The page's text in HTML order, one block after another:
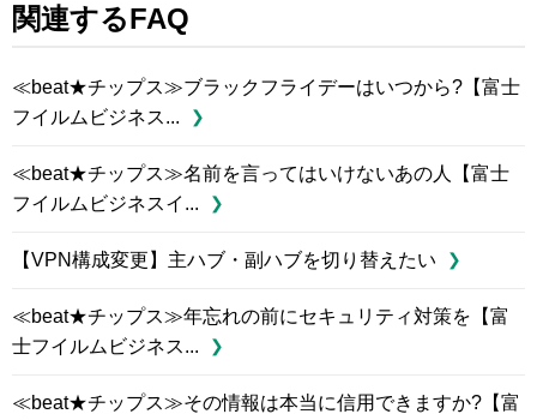
関連するFAQ
≪beat★チップス≫ブラックフライデーはいつから?【富士
フイルムビジネス...
≪beat★チップス≫名前を言ってはいけないあの人【富士
フイルムビジネスイ...
【VPN構成変更】主ハブ・副ハブを切り替えたい
≪beat★チップス≫年忘れの前にセキュリティ対策を【富
士フイルムビジネス...
≪beat★チップス≫その情報は本当に信用できますか?【富